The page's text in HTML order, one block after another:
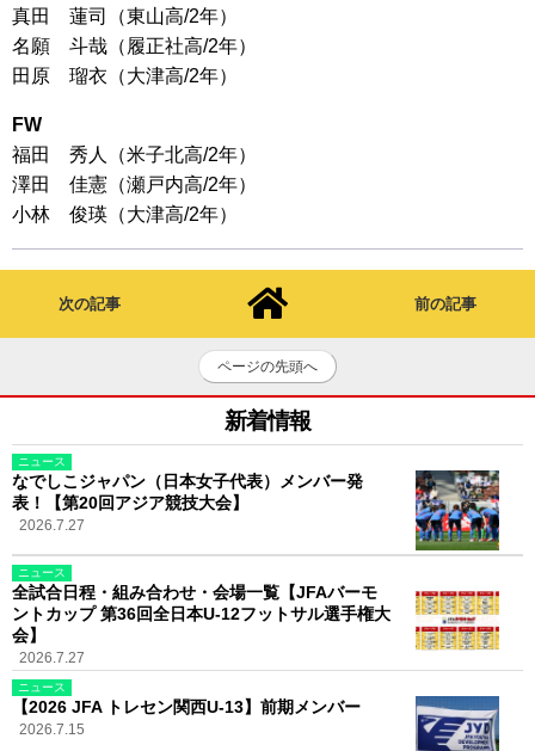
真田 蓮司（東山高/2年）
名願 斗哉（履正社高/2年）
田原 瑠衣（大津高/2年）
FW
福田 秀人（米子北高/2年）
澤田 佳憲（瀬戸内高/2年）
小林 俊瑛（大津高/2年）
次の記事 前の記事
ページの先頭へ
新着情報
ニュース
なでしこジャパン（日本女子代表）メンバー発
表！【第20回アジア競技大会】
2026.7.27
ニュース
全試合日程・組み合わせ・会場一覧【JFAバーモ
ントカップ 第36回全日本U-12フットサル選手権大
会】
2026.7.27
ニュース
【2026 JFA トレセン関西U-13】前期メンバー
2026.7.15